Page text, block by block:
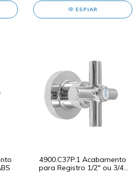
ESPIAR
4900.C37P.1 Acabamento
para Registro 1/2" ou 3/4"